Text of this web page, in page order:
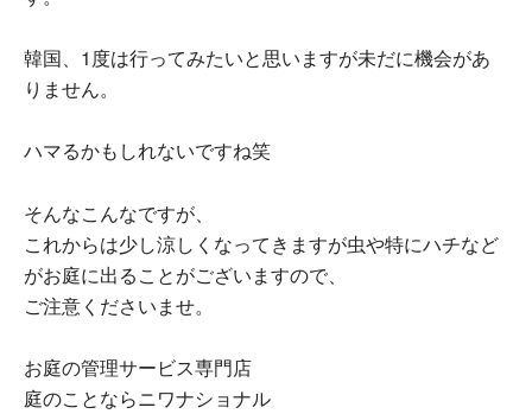
韓国、1度は行ってみたいと思いますが未だに機会があ
りません。
ハマるかもしれないですね笑
そんなこんなですが、
これからは少し涼しくなってきますが虫や特にハチなど
がお庭に出ることがございますので、
ご注意くださいませ。
お庭の管理サービス専門店
庭のことならニワナショナル